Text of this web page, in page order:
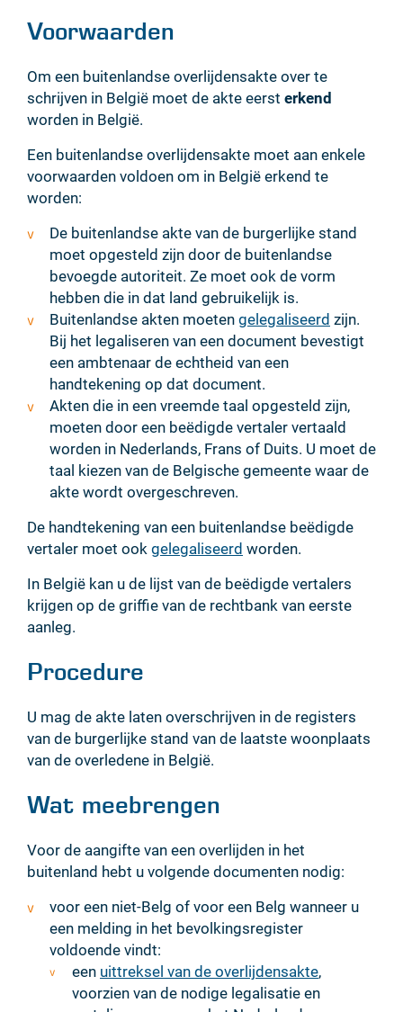
Voorwaarden
Om een buitenlandse overlijdensakte over te
schrijven in België moet de akte eerst erkend
worden in België.
Een buitenlandse overlijdensakte moet aan enkele
voorwaarden voldoen om in België erkend te
worden:
De buitenlandse akte van de burgerlijke stand
moet opgesteld zijn door de buitenlandse
bevoegde autoriteit. Ze moet ook de vorm
hebben die in dat land gebruikelijk is.
Buitenlandse akten moeten gelegaliseerd zijn.
Bij het legaliseren van een document bevestigt
een ambtenaar de echtheid van een
handtekening op dat document.
Akten die in een vreemde taal opgesteld zijn,
moeten door een beëdigde vertaler vertaald
worden in Nederlands, Frans of Duits. U moet de
taal kiezen van de Belgische gemeente waar de
akte wordt overgeschreven.
De handtekening van een buitenlandse beëdigde
vertaler moet ook gelegaliseerd worden.
In België kan u de lijst van de beëdigde vertalers
krijgen op de griffie van de rechtbank van eerste
aanleg.
Procedure
U mag de akte laten overschrijven in de registers
van de burgerlijke stand van de laatste woonplaats
van de overledene in België.
Wat meebrengen
Voor de aangifte van een overlijden in het
buitenland hebt u volgende documenten nodig:
voor een niet-Belg of voor een Belg wanneer u
een melding in het bevolkingsregister
voldoende vindt:
een uittreksel van de overlijdensakte,
voorzien van de nodige legalisatie en